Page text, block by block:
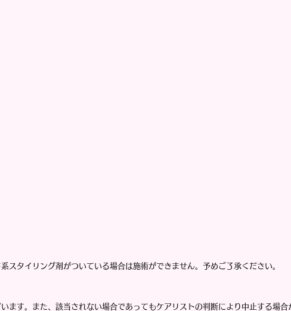
タイリング剤がついている場合は施術ができません。予めご了承ください。
ます。また、該当されない場合であってもケアリストの判断により中止する場合